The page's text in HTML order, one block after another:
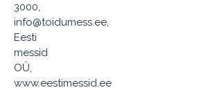
3000,
info@toidumess.ee,
Eesti
messid
OÜ,
www.eestimessid.ee